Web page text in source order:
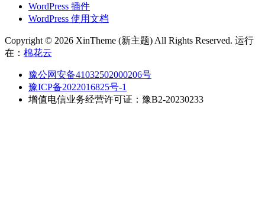
WordPress 插件
WordPress 使用文档
Copyright © 2026 XinTheme (新主题) All Rights Reserved. 运行
在： 棉花云
豫公网安备41032502000206号
豫ICP备2022016825号-1
增值电信业务经营许可证：豫B2-20230233